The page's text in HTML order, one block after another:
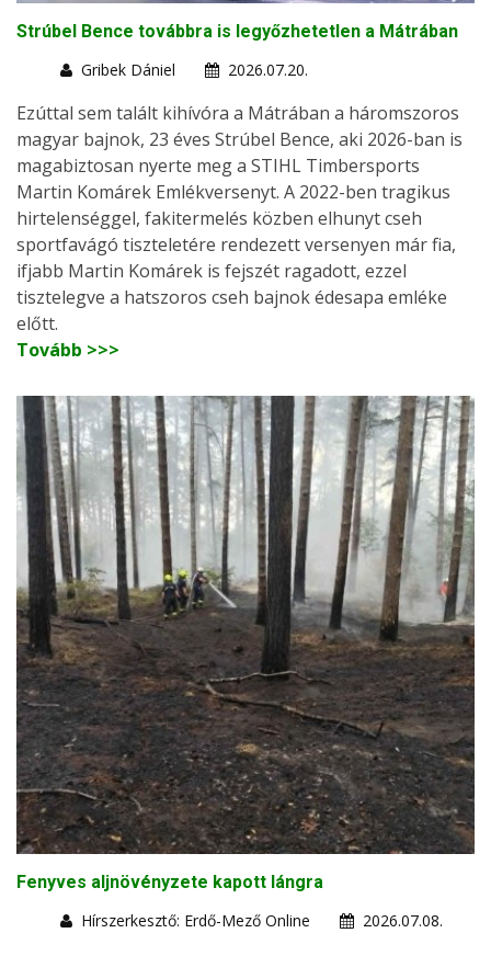
Strúbel Bence továbbra is legyőzhetetlen a Mátrában
Gribek Dániel
2026.07.20.
Ezúttal sem talált kihívóra a Mátrában a háromszoros
magyar bajnok, 23 éves Strúbel Bence, aki 2026-ban is
magabiztosan nyerte meg a STIHL Timbersports
Martin Komárek Emlékversenyt. A 2022-ben tragikus
hirtelenséggel, fakitermelés közben elhunyt cseh
sportfavágó tiszteletére rendezett versenyen már fia,
ifjabb Martin Komárek is fejszét ragadott, ezzel
tisztelegve a hatszoros cseh bajnok édesapa emléke
előtt.
Tovább >>>
Fenyves aljnövényzete kapott lángra
Hírszerkesztő: Erdő-Mező Online
2026.07.08.